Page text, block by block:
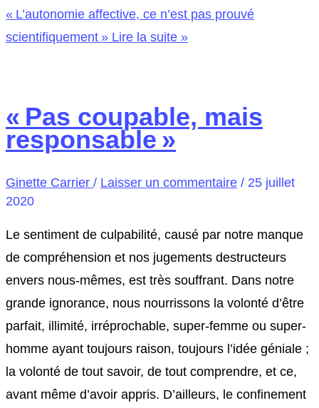
« L’autonomie affective, ce n’est pas prouvé
scientifiquement » Lire la suite »
« Pas coupable, mais
responsable »
Ginette Carrier / Laisser un commentaire / 25 juillet
2020
Le sentiment de culpabilité, causé par notre manque
de compréhension et nos jugements destructeurs
envers nous-mêmes, est très souffrant. Dans notre
grande ignorance, nous nourrissons la volonté d’être
parfait, illimité, irréprochable, super-femme ou super-
homme ayant toujours raison, toujours l’idée géniale ;
la volonté de tout savoir, de tout comprendre, et ce,
avant même d’avoir appris. D’ailleurs, le confinement